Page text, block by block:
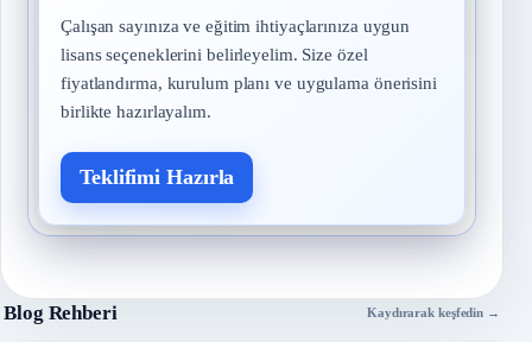
Çalışan sayınıza ve eğitim ihtiyaçlarınıza uygun
lisans seçeneklerini belirleyelim. Size özel
fiyatlandırma, kurulum planı ve uygulama önerisini
birlikte hazırlayalım.
Teklifimi Hazırla
Blog Rehberi Kaydırarak keşfedin →